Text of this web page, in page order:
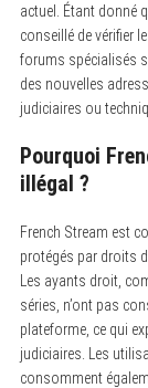
actuel.
Étant donné
conseillé de vérifier
forums spécialisés
des nouvelles
judiciaires ou
Pourquoi
illégal ?
French Stream est
protégés par droits
Les ayants droit,
séries, n’ont pas
plateforme, ce qui
judiciaires. Les
consomment